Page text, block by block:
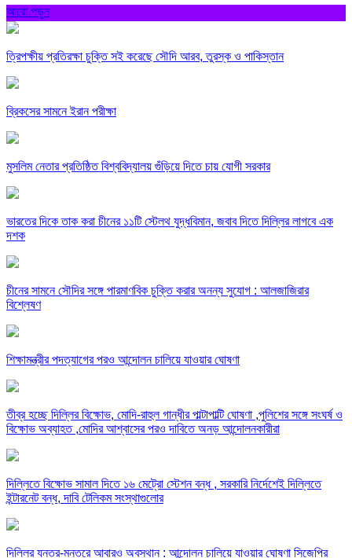
আরো পড়ুন
ত্রিপক্ষীয় প্রতিরক্ষা চুক্তি সই করেছে সৌদি আরব, তুরস্ক ও পাকিস্তান
ব্রিকসের সামনে ইরান পরীক্ষা
মুসলিম নেতার প্রতিষ্ঠিত বিশ্ববিদ্যালয় গুঁড়িয়ে দিতে চায় যোগী সরকার
ভারতের দিকে তাক করা চীনের ১১টি স্টেলথ যুদ্ধবিমান, জবাব দিতে দিল্লির লাগবে এক
দশক
চীনের সামনে সৌদির সঙ্গে পারমাণবিক চুক্তি করার অনন্য সুযোগ : আলজাজিরার
বিশ্লেষণ
শিক্ষামন্ত্রীর পদত্যাগের পরও আন্দোলন চালিয়ে যাওয়ার ঘোষণা
তীব্র হচ্ছে দিল্লির বিক্ষোভ, মোদি-রাহুল গান্ধীর পাল্টাপাল্টি ঘোষণা ,পুলিশের সঙ্গে সংঘর্ষ ও
বিক্ষোভ অব্যাহত ,মোদির আশ্বাসের পরও দাবিতে অনড় আন্দোলনকারীরা
দিল্লিতে বিক্ষোভ সামাল দিতে ১৬ মেট্রো স্টেশন বন্ধ , সরকারি নির্দেশেই দিল্লিতে
ইন্টারনেট বন্ধ, দাবি টেলিকম সংস্থাগুলোর
দিল্লির যন্তর-মন্তরে আবারও অবস্থান : আন্দোলন চালিয়ে যাওয়ার ঘোষণা সিজেপির